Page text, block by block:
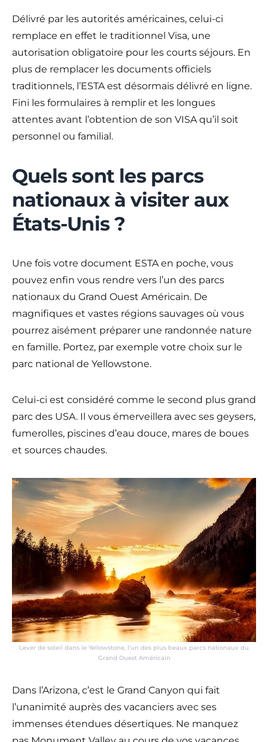
Délivré par les autorités américaines, celui-ci
remplace en effet le traditionnel Visa, une
autorisation obligatoire pour les courts séjours. En
plus de remplacer les documents officiels
traditionnels, l’ESTA est désormais délivré en ligne.
Fini les formulaires à remplir et les longues
attentes avant l’obtention de son VISA qu’il soit
personnel ou familial.
Quels sont les parcs
nationaux à visiter aux
États-Unis ?
Une fois votre document ESTA en poche, vous
pouvez enfin vous rendre vers l’un des parcs
nationaux du Grand Ouest Américain. De
magnifiques et vastes régions sauvages où vous
pourrez aisément préparer une randonnée nature
en famille. Portez, par exemple votre choix sur le
parc national de Yellowstone.
Celui-ci est considéré comme le second plus grand
parc des USA. Il vous émerveillera avec ses geysers,
fumerolles, piscines d’eau douce, mares de boues
et sources chaudes.
Lever de soleil dans le Yellowstone, l’un des plus beaux parcs nationaux du
Grand Ouest Américain
Dans l’Arizona, c’est le Grand Canyon qui fait
l’unanimité auprès des vacanciers avec ses
immenses étendues désertiques. Ne manquez